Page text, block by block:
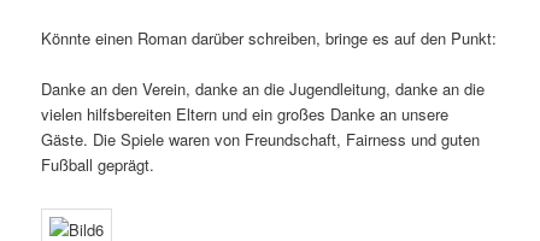
Könnte einen Roman darüber schreiben, bringe es auf den Punkt:
Danke an den Verein, danke an die Jugendleitung, danke an die
vielen hilfsbereiten Eltern und ein großes Danke an unsere
Gäste. Die Spiele waren von Freundschaft, Fairness und guten
Fußball geprägt.